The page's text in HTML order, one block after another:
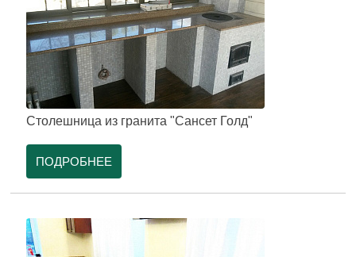
Столешница из гранита "Сансет Голд"
ПОДРОБНЕЕ